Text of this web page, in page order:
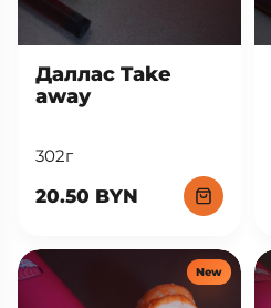
Даллас Take
away
302г
20.50 BYN
New